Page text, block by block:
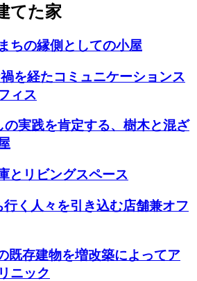
てた家
ちの縁側としての小屋
を経たコミュニケーションス
ィス
の実践を肯定する、樹木と混ざ
とリビングスペース
く人々を引き込む店舗兼オフ
存建物を増改築によってア
ニック